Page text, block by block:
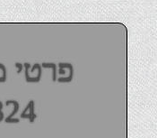
פרטי